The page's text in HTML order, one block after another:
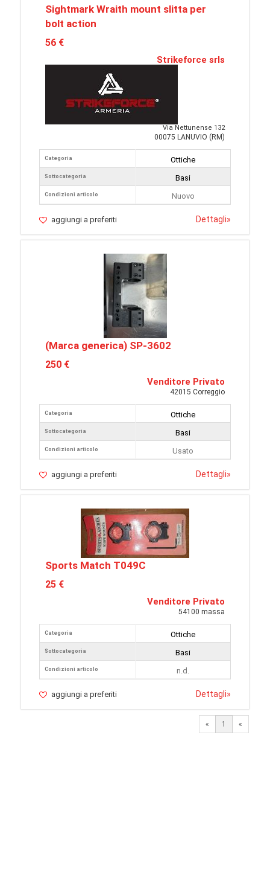
Sightmark Wraith mount slitta per
bolt action
56 €
Strikeforce srls
Via Nettunense 132
00075 LANUVIO (RM)
Categoria
Sottocategoria
Condizioni articolo
Ottiche
Basi
Nuovo
aggiungi a preferiti Dettagli»
(Marca generica) SP-3602
250 €
Venditore Privato
42015 Correggio
Categoria
Sottocategoria
Condizioni articolo
Ottiche
Basi
Usato
aggiungi a preferiti Dettagli»
Sports Match T049C
25 €
Venditore Privato
54100 massa
Categoria
Sottocategoria
Condizioni articolo
Ottiche
Basi
n.d.
aggiungi a preferiti Dettagli»
« 1 «